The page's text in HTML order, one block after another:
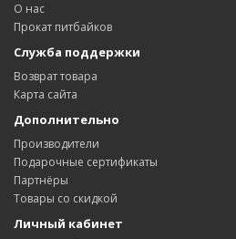
О нас
Прокат питбайков
Служба поддержки
Возврат товара
Карта сайта
Дополнительно
Производители
Подарочные сертификаты
Партнёры
Товары со скидкой
Личный кабинет